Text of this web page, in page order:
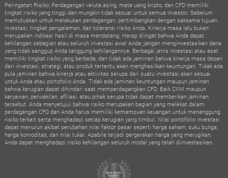
Peringatan Risiko: Perdagangan valuta asing, mata uang kripto, dan CFD memiliki
tingkat risiko yang tinggi dan mungkin tidak sesuai untuk semua investor. Sebelum
memutuskan untuk melakukan perdagangan, pertimbangkan dengan saksama tujuan
investasi, tingkat pengalaman, dan toleransi risiko Anda. Kinerja masa lalu bukan
merupakan indikasi hasil di masa mendatang. Harap diingat bahwa Anda dapat
kehilangan sebagian atau seluruh investasi awal Anda; jangan menginvestasikan dana
yang tidak sanggup Anda tanggung kehilangannya. Berbagai jenis investasi atau aset
memiliki tingkat risiko yang berbeda, dan tidak ada jaminan bahwa kinerja masa depan
dari investasi, strategi, atau produk tertentu akan menghasilkan keuntungan. Tidak ada
pula jaminan bahwa kinerja atau aktivitas serupa dari suatu investasi akan sesuai
untuk Anda atau portofolio Anda. Tidak ada jaminan keuntungan maupun jaminan
bahwa kerugian dapat dihindari saat memperdagangkan CFD. Baik CXM maupun
karyawan, perwakilan, afiliasi, atau pihak serupa tidak dapat memberikan jaminan
tersebut. Anda menyetujui bahwa risiko merupakan bagian yang melekat dalam
perdagangan CFD dan Anda harus memiliki kemampuan keuangan untuk menanggung
risiko terkait serta menghadapi setiap kerugian yang timbul. Nilai portofolio investasi
dapat menurun akibat perubahan nilai faktor pasar seperti harga saham, suku bunga,
harga komoditas, dan nilai tukar. Apabila terjadi pergerakan harga yang merugikan,
Anda dapat menghadapi risiko kehilangan seluruh modal yang telah diinvestasikan.